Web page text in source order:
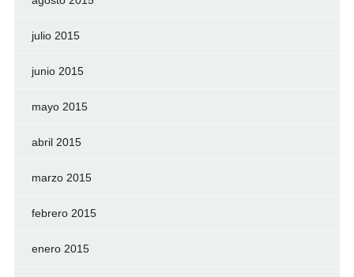
julio 2015
junio 2015
mayo 2015
abril 2015
marzo 2015
febrero 2015
enero 2015